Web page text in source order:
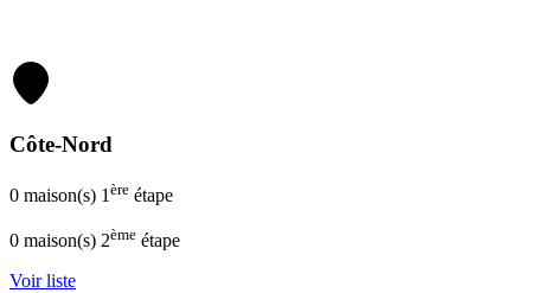
Côte-Nord
0 maison(s) 1 ère étape
0 maison(s) 2ème étape
Voir liste